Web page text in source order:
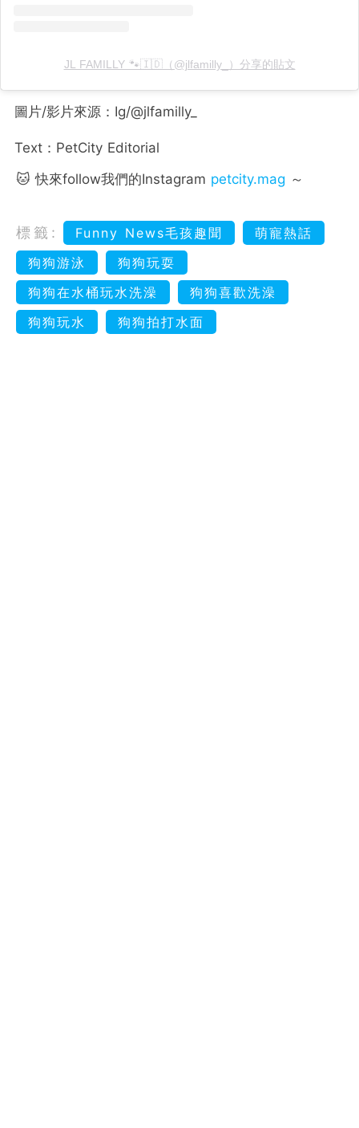
JL FAMILLY 🐾🇮🇩（@jlfamilly_）分享的貼文
圖片/影片來源：Ig/@jlfamilly_
Text：PetCity Editorial
🐱 快來follow我們的Instagram petcity.mag ～
標籤: Funny News毛孩趣聞
萌寵熱話
狗狗游泳
狗狗玩耍
狗狗在水桶玩水洗澡
狗狗喜歡洗澡
狗狗玩水
狗狗拍打水面